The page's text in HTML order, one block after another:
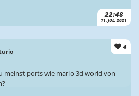
22:48
11. JUL. 2021
4
meinst ports wie mario 3d world von